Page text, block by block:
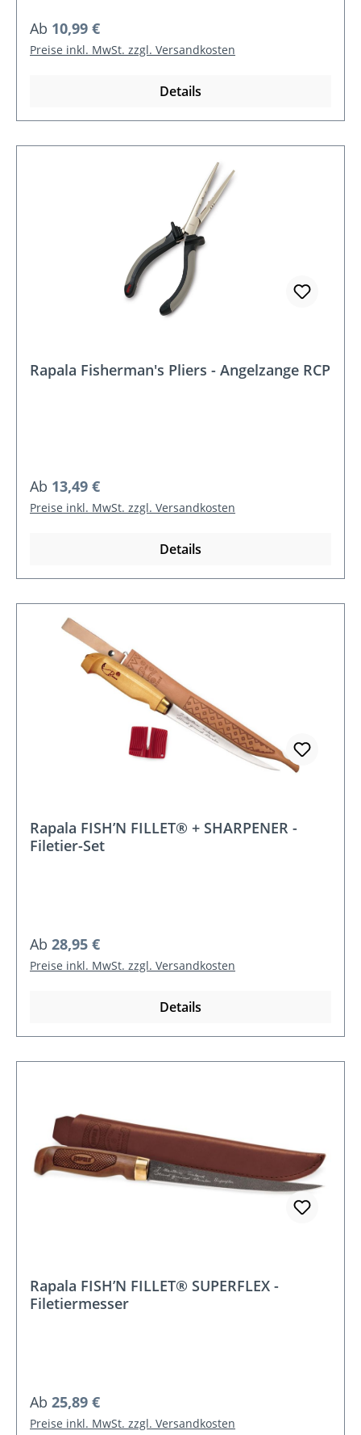
Regulärer Preis:
Ab 10,99 €
Preise inkl. MwSt. zzgl. Versandkosten
Details
Rapala Fisherman's Pliers - Angelzange RCP
Regulärer Preis:
Ab 13,49 €
Preise inkl. MwSt. zzgl. Versandkosten
Details
Rapala FISH’N FILLET® + SHARPENER -
Filetier-Set
Regulärer Preis:
Ab 28,95 €
Preise inkl. MwSt. zzgl. Versandkosten
Details
Rapala FISH’N FILLET® SUPERFLEX -
Filetiermesser
Regulärer Preis:
Ab 25,89 €
Preise inkl. MwSt. zzgl. Versandkosten